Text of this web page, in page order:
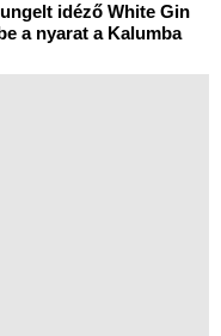
idéző White Gin
a nyarat a Kalumba